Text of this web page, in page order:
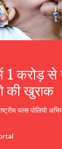
करोड़ से
की खुराक
पल्स पोलियो